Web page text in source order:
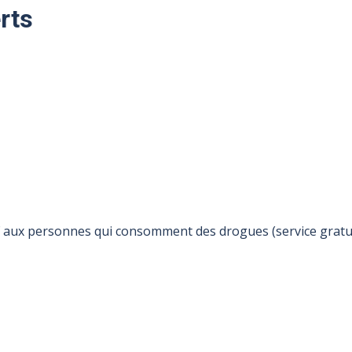
personnes qui consomment des drogues (service